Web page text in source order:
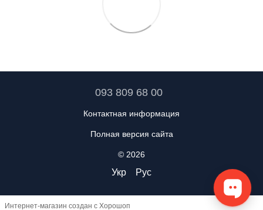
093 809 68 00
Контактная информация
Полная версия сайта
© 2026
Укр Рус
Интернет-магазин создан с Хорошоп